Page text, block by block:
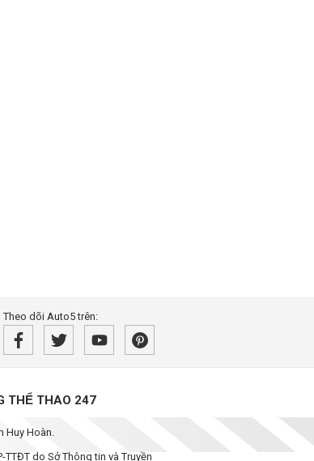
Theo dõi Auto5 trên:
THỂ THAO 247
Huy Hoàn.
do Sở Thông tin và Truyền